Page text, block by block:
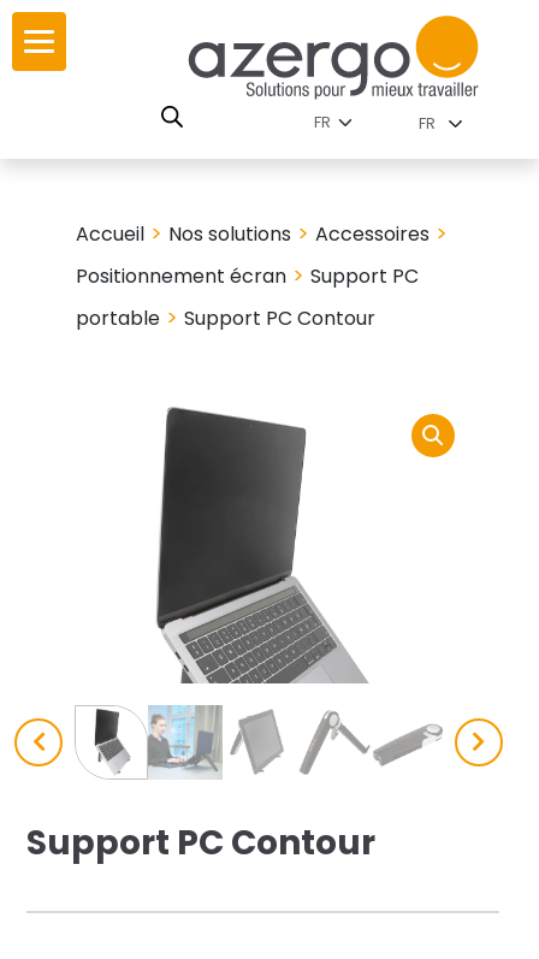
Skip
content
par famille
solutions...
FR
Accueil > Nos solutions >Accessoires >
Positionnement écran >Support PC
portable >Support PC Contour
Support PC Contour